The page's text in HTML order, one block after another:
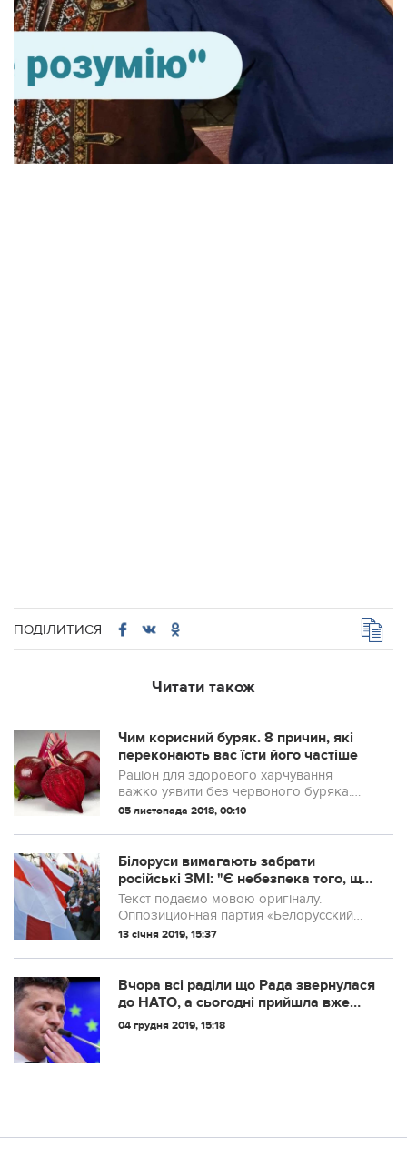
ПОДІЛИТИСЯ
Читати також
Чим корисний буряк. 8 причин, які
переконають вас їсти його частіше
Раціон для здорового харчування
важко уявити без червоного буряка.
Цей звичний для нас овоч є по-
05 листопада 2018, 00:10
Білоруси вимагають забрати
російські ЗМІ: "Є небезпека того, що
сюди прибудуть російські танки
"захищати російськомовне
населення"
Текст подаємо мовою оригіналу.
Оппозиционная партия «Белорусский
народный фронт» призвала граждан
чтобы препятствовать
информационным атакам со стор...
13 січня 2019, 15:37
Вчора всі раділи що Рада звернулася
до НАТО, а сьогодні прийшла вже
зовсім інша новина
04 грудня 2019, 15:18